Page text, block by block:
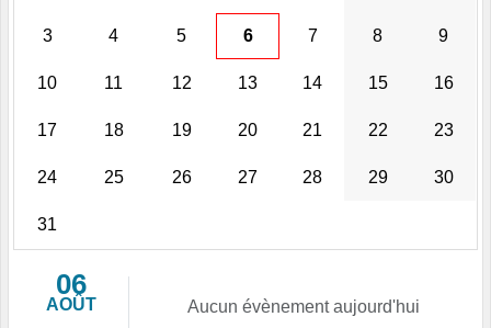
3 4 5 6 7 8 9
10 11 12 13 14 15 16
17 18 19 20 21 22 23
24 25 26 27 28 29 30
31
06
AOÛT Aucun évènement aujourd'hui